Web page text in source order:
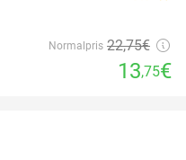
Normalpris 22,75€
13,75€